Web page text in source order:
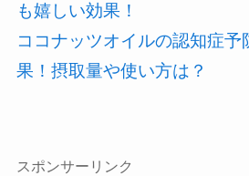
も嬉しい効果！
ココナッツオイルの認知症予
果！摂取量や使い方は？
スポンサーリンク